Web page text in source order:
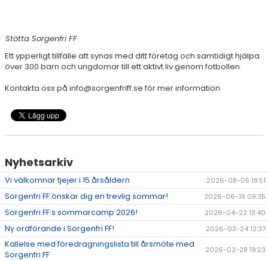
Stötta Sorgenfri FF
Ett ypperligt tillfälle att synas med ditt företag och samtidigt hjälpa
över 300 barn och ungdomar till ett aktivt liv genom fotbollen.
Kontakta oss på info@sorgenfriff.se för mer information
Nyhetsarkiv
Vi välkomnar tjejer i 15 årsåldern 2026-08-05 18:51
Sorgenfri FF önskar dig en trevlig sommar! 2026-06-19 09:35
Sorgenfri FF:s sommarcamp 2026! 2026-04-22 13:40
Ny ordförande i Sorgenfri FF! 2026-03-24 12:37
Kallelse med föredragningslista till årsmöte med
Sorgenfri FF
2026-02-28 19:23